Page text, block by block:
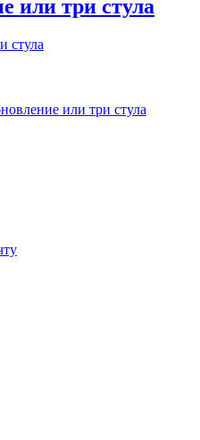
или три стула
или три стула